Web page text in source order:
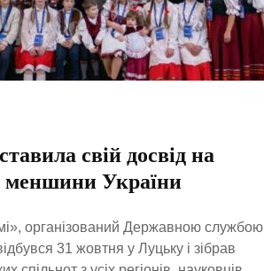
свій досвід на
меншини України
організований Державною службою
31 жовтня у Луцьку і зібрав